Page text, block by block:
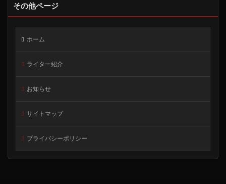
その他ページ
ホーム
ライター紹介
お知らせ
サイトマップ
プライバシーポリシー